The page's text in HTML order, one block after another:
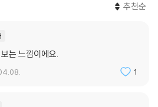
추천순
는 느낌이에요.
1